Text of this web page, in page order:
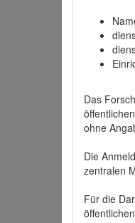
Das
ohne
Die
zentralen
Für die